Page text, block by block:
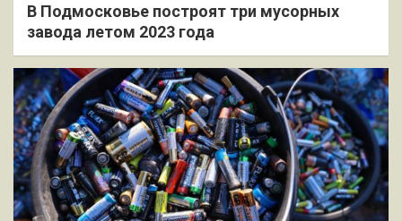
В Подмосковье построят три мусорных
завода летом 2023 года